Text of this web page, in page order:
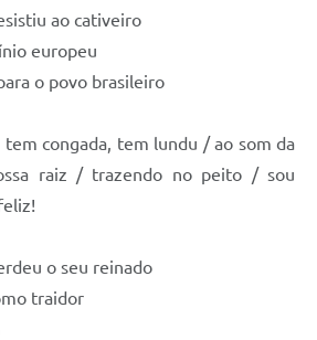
ao cativeiro
europeu
o povo brasileiro
congada, tem lundu / ao som da
raiz / trazendo no peito / sou
o seu reinado
traidor